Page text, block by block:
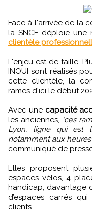
Face à l'arrivée de la
la SNCF déploie une
clientèle
L'enjeu est de taille.
INOUI sont réalisés
cette clientèle, la
rames d'ici le début
Avec une capacité
les anciennes, "ces
Lyon, ligne qui est
notamment aux
communiqué de
Elles proposent
espaces vélos, 4
handicap, davantage
d’espaces carrés
clients.